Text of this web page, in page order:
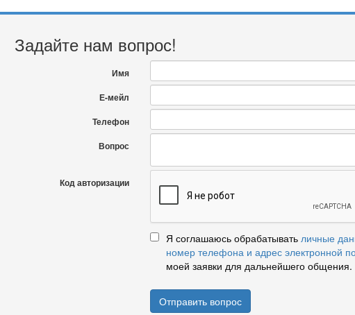
Задайте нам вопрос!
Имя
Е-мейл
Телефон
Вопрос
Код авторизации
Я соглашаюсь обрабатывать личные
номер телефона и адрес электронной
моей заявки для дальнейшего общения.
Отправить вопрос